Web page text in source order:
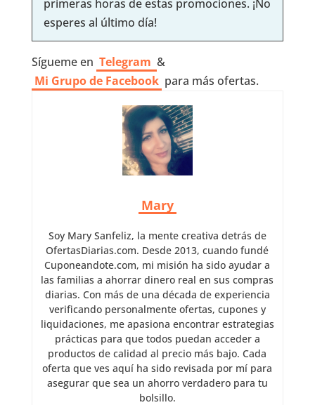
primeras horas de estas promociones. ¡No
esperes al último día!
Sígueme en Telegram &
Mi Grupo de Facebook para más ofertas.
Mary
Soy Mary Sanfeliz, la mente creativa detrás de
OfertasDiarias.com. Desde 2013, cuando fundé
Cuponeandote.com, mi misión ha sido ayudar a
las familias a ahorrar dinero real en sus compras
diarias. Con más de una década de experiencia
verificando personalmente ofertas, cupones y
liquidaciones, me apasiona encontrar estrategias
prácticas para que todos puedan acceder a
productos de calidad al precio más bajo. Cada
oferta que ves aquí ha sido revisada por mí para
asegurar que sea un ahorro verdadero para tu
bolsillo.